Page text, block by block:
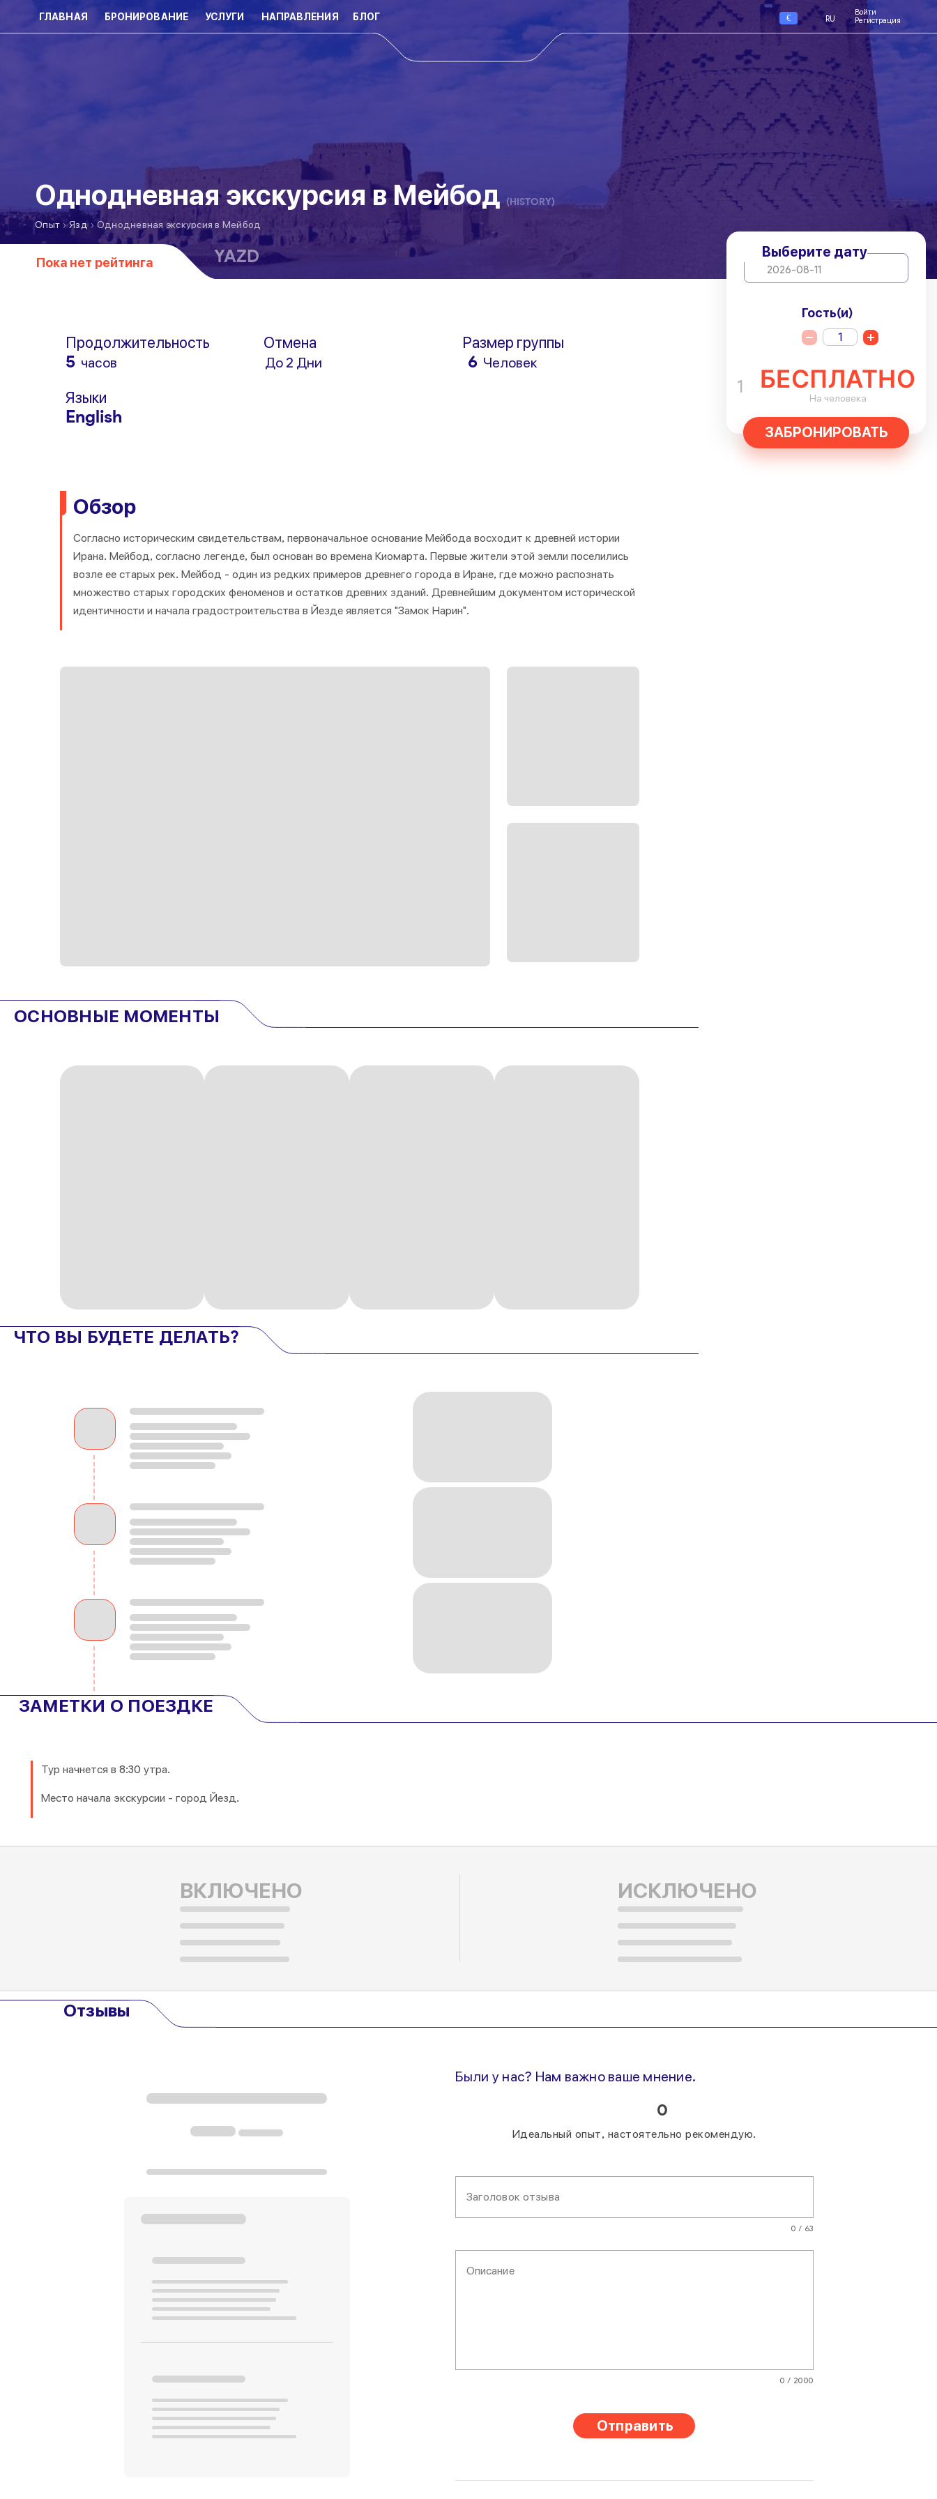
ГЛАВНАЯ БРОНИРОВАНИЕ УСЛУГИ НАПРАВЛЕНИЯ БЛОГ € RU
Войти
Регистрация
Однодневная экскурсия в Мейбод(HISTORY)
Опыт › Язд › Однодневная экскурсия в Мейбод
Пока нет рейтинга YAZD
Продолжительность
5 часов
Отмена
До 2 Дни
Размер группы
6 Человек
Языки
English
Обзор
Согласно историческим свидетельствам, первоначальное основание Мейбода восходит к древней истории
Ирана. Мейбод, согласно легенде, был основан во времена Киомарта. Первые жители этой земли поселились
возле ее старых рек. Мейбод - один из редких примеров древнего города в Иране, где можно распознать
множество старых городских феноменов и остатков древних зданий. Древнейшим документом исторической
идентичности и начала градостроительства в Йезде является "Замок Нарин".
ОСНОВНЫЕ МОМЕНТЫ
ЧТО ВЫ БУДЕТЕ ДЕЛАТЬ?
Выберите дату
2026-08-11
Гость(и)
1
1 БЕСПЛАТНО
На человека
ЗАБРОНИРОВАТЬ
ЗАМЕТКИ О ПОЕЗДКЕ
Тур начнется в 8:30 утра.
Место начала экскурсии - город Йезд.
ВКЛЮЧЕНО ИСКЛЮЧЕНО
Отзывы
Были у нас? Нам важно ваше мнение.
0
Идеальный опыт, настоятельно рекомендую.
Заголовок отзыва
0 / 63
Описание
0 / 2000
Отправить